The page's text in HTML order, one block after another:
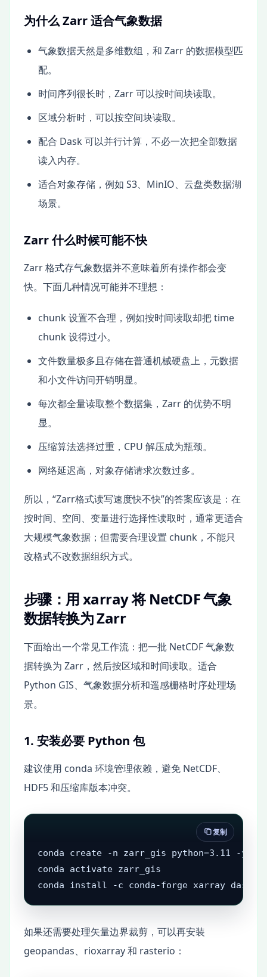
为什么 Zarr 适合气象数据
气象数据天然是多维数组，和 Zarr 的数据模型匹
配。
时间序列很长时，Zarr 可以按时间块读取。
区域分析时，可以按空间块读取。
配合 Dask 可以并行计算，不必一次把全部数据
读入内存。
适合对象存储，例如 S3、MinIO、云盘类数据湖
场景。
Zarr 什么时候可能不快
Zarr 格式存气象数据并不意味着所有操作都会变
快。下面几种情况可能并不理想：
chunk 设置不合理，例如按时间读取却把 time
chunk 设得过小。
文件数量极多且存储在普通机械硬盘上，元数据
和小文件访问开销明显。
每次都全量读取整个数据集，Zarr 的优势不明
显。
压缩算法选择过重，CPU 解压成为瓶颈。
网络延迟高，对象存储请求次数过多。
所以，“Zarr格式读写速度快不快”的答案应该是：在
按时间、空间、变量进行选择性读取时，通常更适合
大规模气象数据；但需要合理设置 chunk，不能只
改格式不改数据组织方式。
步骤：用 xarray 将 NetCDF 气象
数据转换为 Zarr
下面给出一个常见工作流：把一批 NetCDF 气象数
据转换为 Zarr，然后按区域和时间读取。适合
Python GIS、气象数据分析和遥感栅格时序处理场
景。
1. 安装必要 Python 包
建议使用 conda 环境管理依赖，避免 NetCDF、
HDF5 和压缩库版本冲突。
conda create -n zarr_gis python=3.11 -y
conda activate zarr_gis
conda install -c conda-forge xarray dask
复制
如果还需要处理矢量边界裁剪，可以再安装
geopandas、rioxarray 和 rasterio：